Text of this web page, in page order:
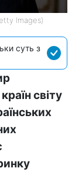
Images)
суть з
світу